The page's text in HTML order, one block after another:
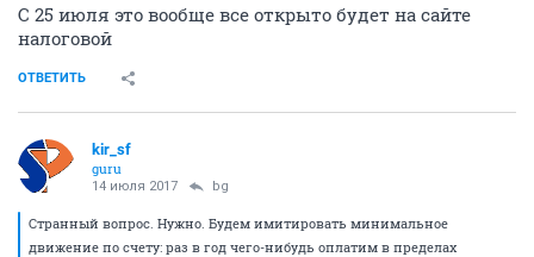
С 25 июля это вообще все открыто будет на сайте
налоговой
ОТВЕТИТЬ
kir_sf
guru
14 июля 2017 bg
Странный вопрос. Нужно. Будем имитировать минимальное
движение по счету: раз в год чего-нибудь оплатим в пределах